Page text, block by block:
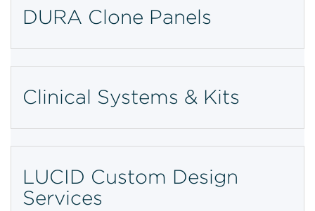
DURA Clone Panels
Clinical Systems & Kits
LUCID Custom Design
Services